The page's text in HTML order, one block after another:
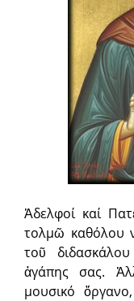
Ἀδελφοί καί
τολμῶ καθόλου
τοῦ
ἀγάπης σας.
μουσικό